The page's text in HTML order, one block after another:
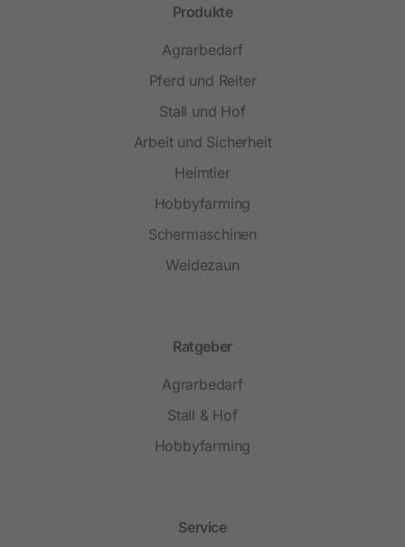
Produkte
Agrarbedarf
Pferd und Reiter
Stall und Hof
Arbeit und Sicherheit
Heimtier
Hobbyfarming
Schermaschinen
Weidezaun
Ratgeber
Agrarbedarf
Stall & Hof
Hobbyfarming
Service